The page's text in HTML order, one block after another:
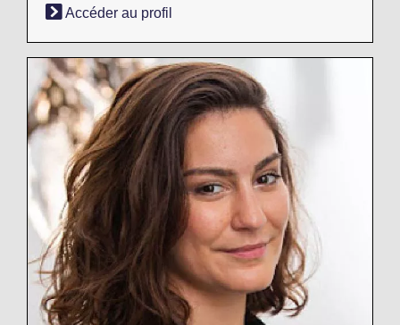
Accéder au profil